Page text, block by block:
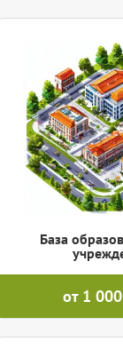
База
от 1 000